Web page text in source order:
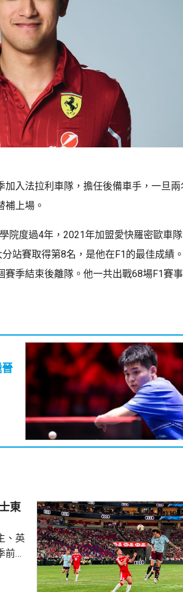
入法拉利車隊，擔任後備車手，一旦
補上場。
院度過4年，2021年加盟愛快羅密歐車
站賽取得第8名，是他在F1的最佳成績
季結束後離隊。他一共出戰68場F1賽
東
、英
熱